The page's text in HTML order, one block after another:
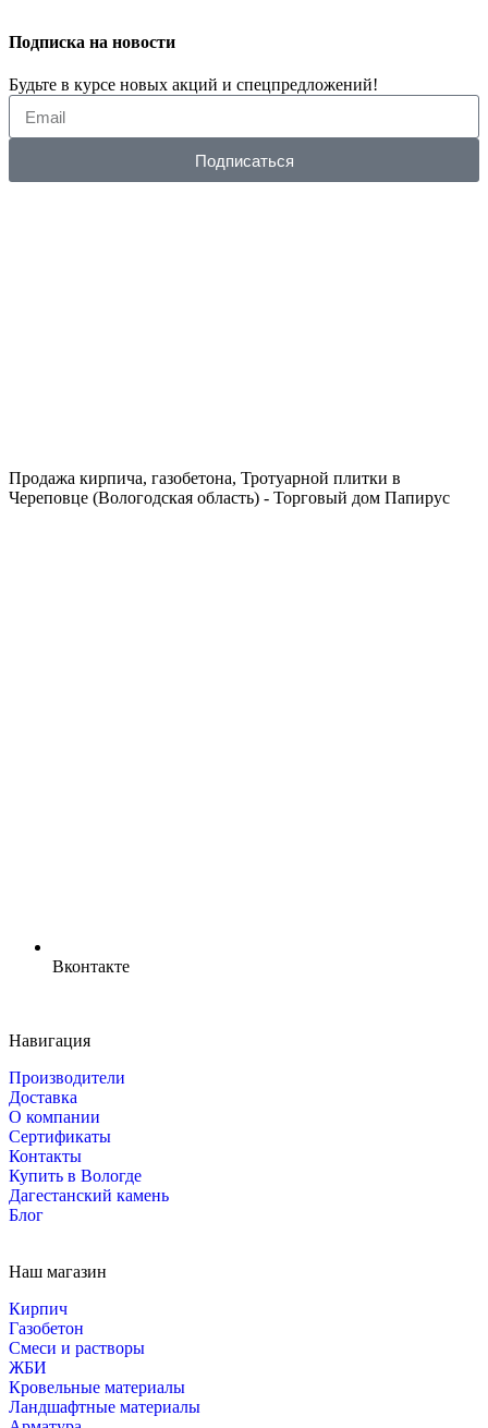
Подписка на новости
Будьте в курсе новых акций и спецпредложений!
Подписаться
Продажа кирпича, газобетона, Тротуарной плитки в
Череповце (Вологодская область) - Торговый дом Папирус
Вконтакте
Навигация
Производители
Доставка
О компании
Сертификаты
Контакты
Купить в Вологде
Дагестанский камень
Блог
Наш магазин
Кирпич
Газобетон
Cмеси и растворы
ЖБИ
Кровельные материалы
Ландшафтные материалы